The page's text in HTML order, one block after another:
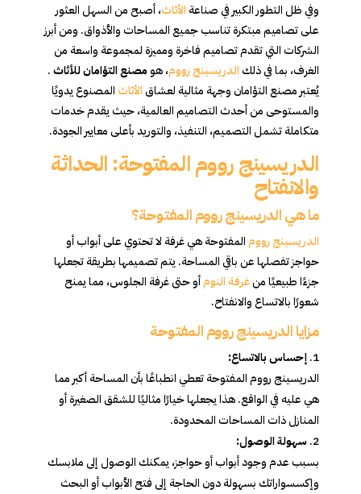
وفي ظل التطور الكبير في صناعة الأثاث، أصبح من السهل العثور
على تصاميم مبتكرة تناسب جميع المساحات والأذواق. ومن أبرز
الشركات التي تقدم تصاميم فاخرة ومميزة لمجموعة واسعة من
الغرف، بما في ذلكالدريسينج رووم، هومصنع التؤامان للأثاث.
يُعتبر مصنع التؤامان وجهة مثالية لعشاقالأثاثالمصنوع يدويًا
والمستوحى من أحدث التصاميم العالمية، حيث يقدم خدمات
متكاملة تشمل التصميم، التنفيذ، والتوريد بأعلى معايير الجودة.
الدريسينج رووم المفتوحة: الحداثة
والانفتاح
ما هي الدريسينج رووم المفتوحة؟
الدريسينج روومالمفتوحة هي غرفة لا تحتوي على أبواب أو
حواجز تفصلها عن باقي المساحة. يتم تصميمها بطريقة تجعلها
جزءًا طبيعيًا منغرفة النومأو حتى غرفة الجلوس، مما يمنح
شعورًا بالاتساع والانفتاح.
مزايا الدريسينج رووم المفتوحة
إحساس بالاتساع:
الدريسينج رووم المفتوحة تعطي انطباعًا بأن المساحة أكبر مما
هي عليه في الواقع. هذا يجعلها خيارًا مثاليًا للشقق الصغيرة أو
المنازل ذات المساحات المحدودة.
سهولة الوصول:
بسبب عدم وجود أبواب أو حواجز، يمكنك الوصول إلى ملابسك
وإكسسواراتك بسهولة دون الحاجة إلى فتح الأبواب أو البحث